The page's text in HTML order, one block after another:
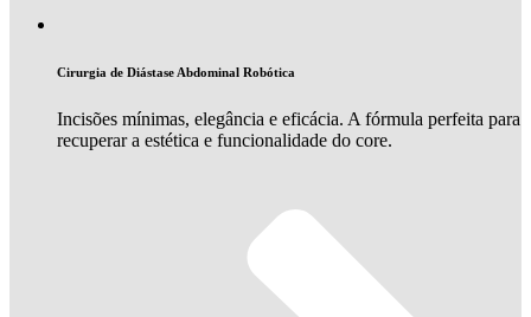
Cirurgia de Diástase Abdominal Robótica
Incisões mínimas, elegância e eficácia. A fórmula perfeita para
recuperar a estética e funcionalidade do core.